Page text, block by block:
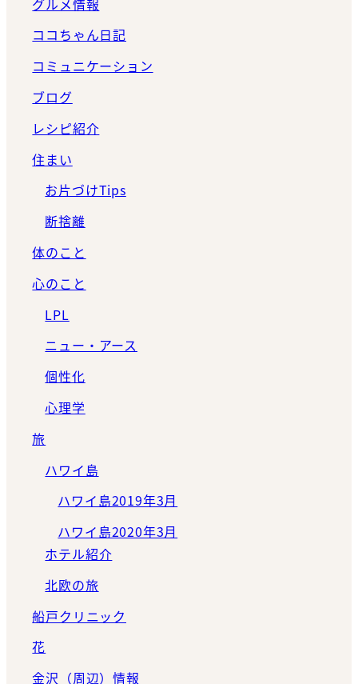
ココちゃん日記
コミュニケーション
ブログ
レシピ紹介
住まい
お片づけTips
断捨離
体のこと
心のこと
LPL
ニュー・アース
個性化
心理学
旅
ハワイ島
ハワイ島2019年3月
ハワイ島2020年3月
ホテル紹介
北欧の旅
船戸クリニック
花
金沢（周辺）情報